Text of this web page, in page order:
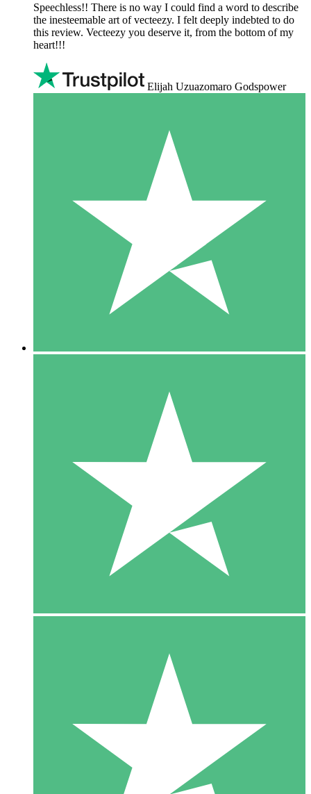
Speechless!! There is no way I could find a word to describe
the inesteemable art of vecteezy. I felt deeply indebted to do
this review. Vecteezy you deserve it, from the bottom of my
heart!!!
Elijah Uzuazomaro Godspower